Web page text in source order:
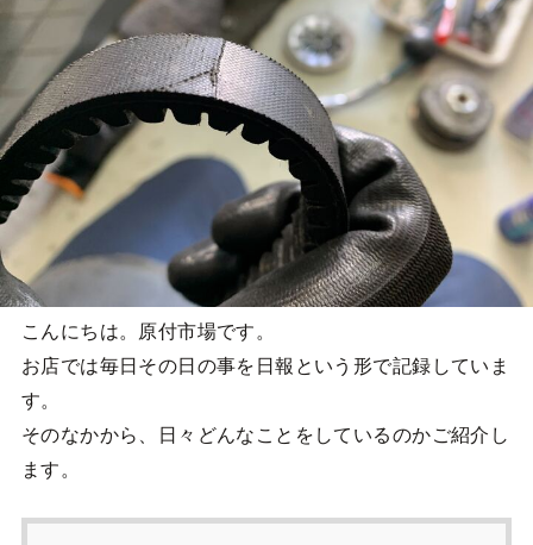
こんにちは。原付市場です。
お店では毎日その日の事を日報という形で記録していま
す。
そのなかから、日々どんなことをしているのかご紹介し
ます。